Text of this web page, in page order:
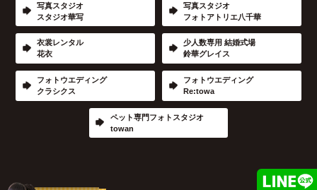
写真スタジオ
スタジオ華写
写真スタジオ
フォトアトリエ八千華
衣裳レンタル
花衣
少人数専用 結婚式場
鈴華グレイス
フォトウエディング
クラシクス
フォトウエディング
Re:towa
ペット専門フォトスタジオ
towan